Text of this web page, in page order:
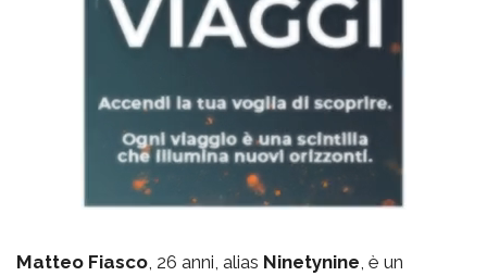
Matteo Fiasco , 26 anni, alias Ninetynine , è un